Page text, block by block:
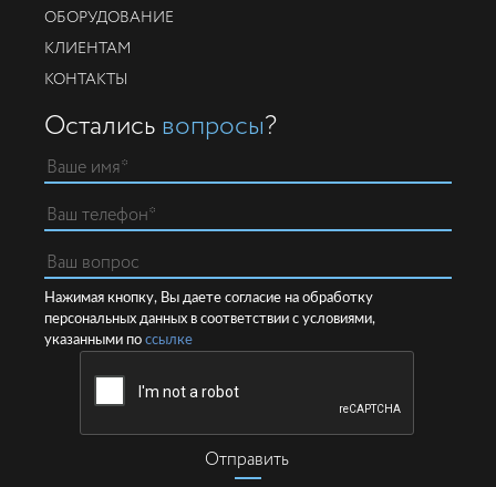
ОБОРУДОВАНИЕ
КЛИЕНТАМ
КОНТАКТЫ
Остались вопросы?
Нажимая кнопку, Вы даете согласие на обработку
персональных данных в соответствии с условиями,
указанными по ссылке